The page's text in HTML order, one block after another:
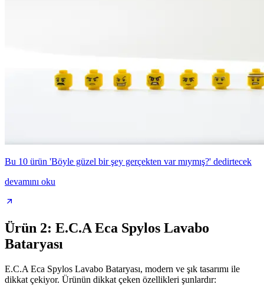
Bu 10 ürün 'Böyle güzel bir şey gerçekten var mıymış?' dedirtecek
devamını oku
Ürün 2: E.C.A Eca Spylos Lavabo
Bataryası
E.C.A Eca Spylos Lavabo Bataryası, modern ve şık tasarımı ile
dikkat çekiyor. Ürünün dikkat çeken özellikleri şunlardır: